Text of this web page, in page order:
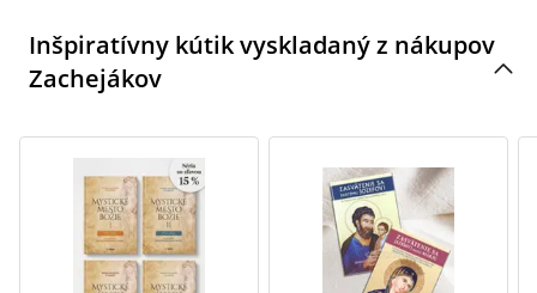
Inšpiratívny kútik vyskladaný z nákupov
Zachejákov